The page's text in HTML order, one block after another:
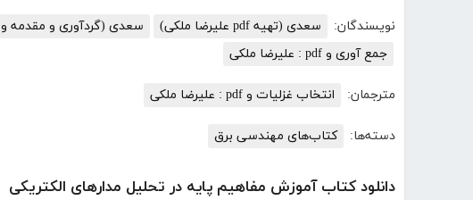
نویسندگان: سعدی (تهیه pdf علیرضا ملکی) سعدی (گردآوری و مقدمه و pdf علیرضا ملکی)
جمع آوری و pdf : علیرضا ملکی
مترجمان: انتخاب غزلیات و pdf : علیرضا ملکی
دسته‌ها: کتاب‌های مهندسی برق
دانلود کتاب آموزش مفاهیم پایه در تحلیل مدارهای الکتریکی